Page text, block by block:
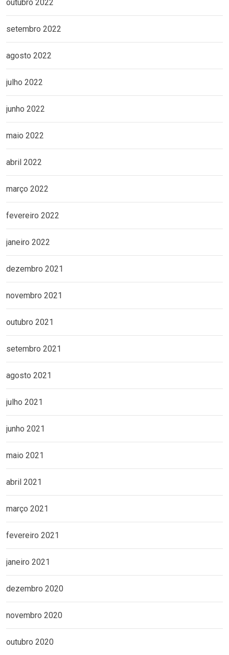
outubro 2022
setembro 2022
agosto 2022
julho 2022
junho 2022
maio 2022
abril 2022
março 2022
fevereiro 2022
janeiro 2022
dezembro 2021
novembro 2021
outubro 2021
setembro 2021
agosto 2021
julho 2021
junho 2021
maio 2021
abril 2021
março 2021
fevereiro 2021
janeiro 2021
dezembro 2020
novembro 2020
outubro 2020